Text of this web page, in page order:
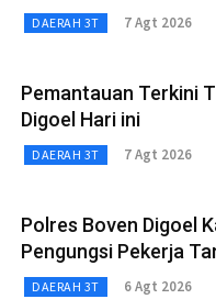
DAERAH 3T 7 Agt 2026
Pemantauan Terkini
Digoel Hari ini
DAERAH 3T 7 Agt 2026
Polres Boven Digoel
Pengungsi Pekerja
DAERAH 3T 6 Agt 2026